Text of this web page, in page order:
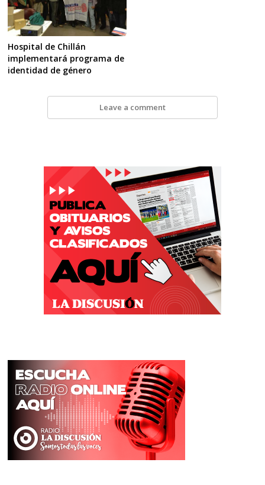
Hospital de Chillán
implementará programa de
identidad de género
Leave a comment